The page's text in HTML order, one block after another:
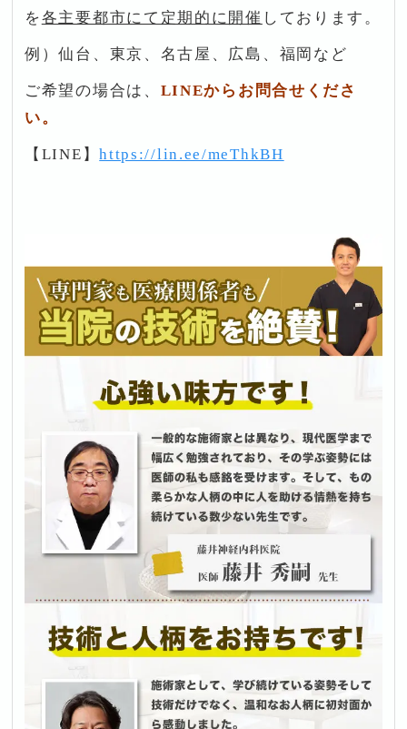
を各主要都市にて定期的に開催 しております。
例）仙台、東京、名古屋、広島、福岡など
ご希望の場合は、 LINEからお問合せくださ
い。
【LINE】https://lin.ee/meThkBH